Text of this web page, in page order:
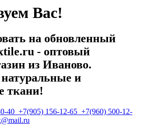
Вас!
на обновленный
- оптовый
из Иваново.
и
ткани!
40 +7(905) 156-12-65 +7(960) 500-12-